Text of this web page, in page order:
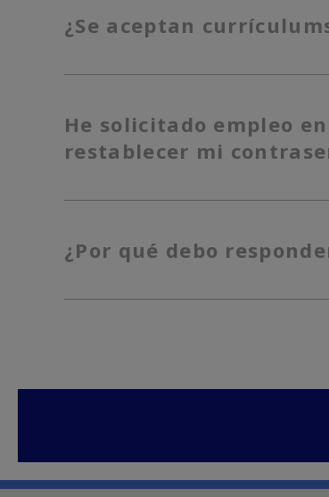
¿Se aceptan
He solicitado empleo
restablecer mi
¿Por qué debo